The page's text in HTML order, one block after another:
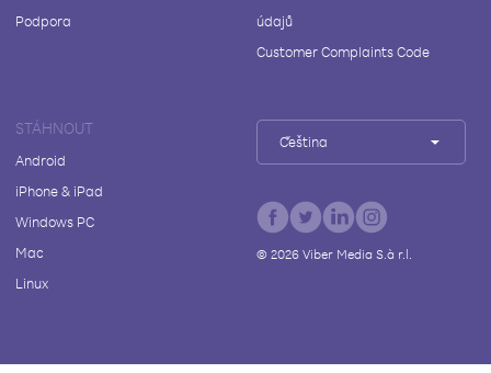
Podpora
údajů
Customer Complaints Code
STÁHNOUT
Android
iPhone & iPad
Windows PC
Mac
Linux
Čeština
© 2026Viber Media S.à r.l.